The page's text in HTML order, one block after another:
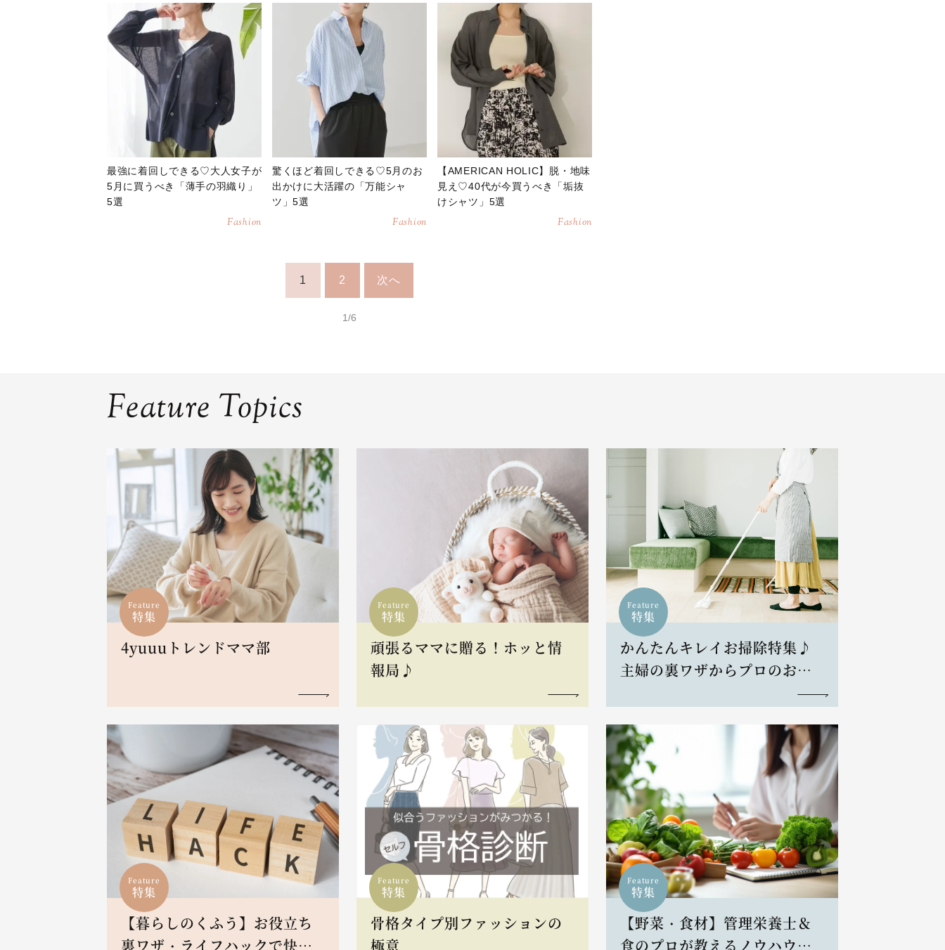
最強に着回しできる♡大人女子が
5月に買うべき「薄手の羽織り」
5選
Fashion
驚くほど着回しできる♡5月のお
出かけに大活躍の「万能シャ
ツ」5選
Fashion
【AMERICAN HOLIC】脱・地味
見え♡40代が今買うべき「垢抜
けシャツ」5選
Fashion
1 2 次へ
1/6
Feature Topics
Feature
特集
4yuuuトレンドママ部
Feature
特集
頑張るママに贈る！ホッと情
報局♪
Feature
特集
かんたんキレイお掃除特集♪
主婦の裏ワザからプロのお掃
Feature
特集
【暮らしのくふう】お役立ち
裏ワザ・ライフハックで快適L
Feature
特集
骨格タイプ別ファッションの
極意
Feature
特集
【野菜・食材】管理栄養士＆
食のプロが教えるノウハウと